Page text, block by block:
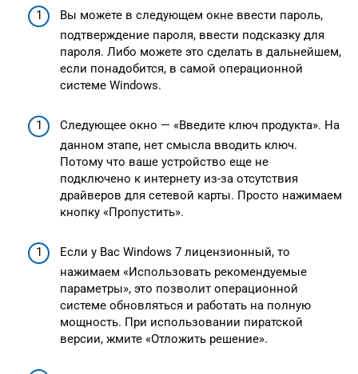
Вы можете в следующем окне ввести пароль,
подтверждение пароля, ввести подсказку для
пароля. Либо можете это сделать в дальнейшем,
если понадобится, в самой операционной
системе Windows.
Следующее окно — «Введите ключ продукта». На
данном этапе, нет смысла вводить ключ.
Потому что ваше устройство еще не
подключено к интернету из-за отсутствия
драйверов для сетевой карты. Просто нажимаем
кнопку «Пропустить».
Если у Вас Windows 7 лицензионный, то
нажимаем «Использовать рекомендуемые
параметры», это позволит операционной
системе обновляться и работать на полную
мощность. При использовании пиратской
версии, жмите «Отложить решение».